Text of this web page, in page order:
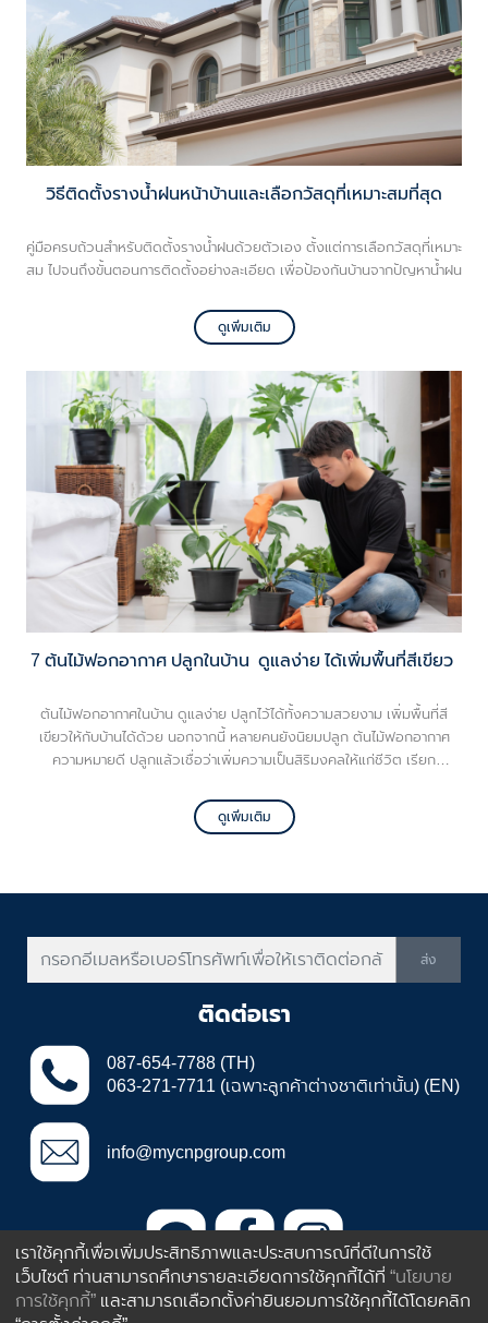
วิธีติดตั้งรางน้ำฝนหน้าบ้านและเลือกวัสดุที่เหมาะสมที่สุด
คู่มือครบถ้วนสำหรับติดตั้งรางน้ำฝนด้วยตัวเอง ตั้งแต่การเลือกวัสดุที่เหมาะ
สม ไปจนถึงขั้นตอนการติดตั้งอย่างละเอียด เพื่อป้องกันบ้านจากปัญหาน้ำฝน
ดูเพิ่มเติม
7 ต้นไม้ฟอกอากาศ ปลูกในบ้าน ดูแลง่าย ได้เพิ่มพื้นที่สีเขียว
ต้นไม้ฟอกอากาศในบ้าน ดูแลง่าย ปลูกไว้ได้ทั้งความสวยงาม เพิ่มพื้นที่สี
เขียวให้กับบ้านได้ด้วย นอกจากนี้ หลายคนยังนิยมปลูก ต้นไม้ฟอกอากาศ
ความหมายดี ปลูกแล้วเชื่อว่าเพิ่มความเป็นสิริมงคลให้แก่ชีวิต เรียก
รุ่งเรือง
ดูเพิ่มเติม
ส่ง
ติดต่อเรา
087-654-7788 (TH)
063-271-7711 (เฉพาะลูกค้าต่างชาติเท่านั้น) (EN)
info@mycnpgroup.com
385 ถนนอ่อนนุช ประเวศ กรุงเทพฯ
เราใช้คุกกี้เพื่อเพิ่มประสิทธิภาพและประสบการณ์ที่ดีในการใช้
เว็บไซต์ ท่านสามารถศึกษารายละเอียดการใช้คุกกี้ได้ที่ “นโยบาย
การใช้คุกกี้” และสามารถเลือกตั้งค่ายินยอมการใช้คุกกี้ได้โดยคลิก